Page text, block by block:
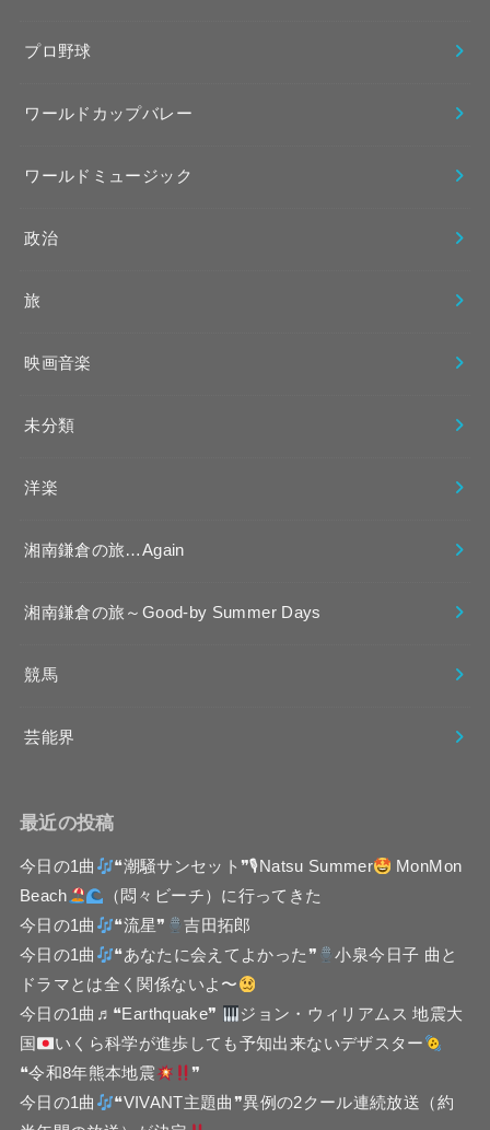
プロ野球
ワールドカップバレー
ワールドミュージック
政治
旅
映画音楽
未分類
洋楽
湘南鎌倉の旅…Again
湘南鎌倉の旅～Good-by Summer Days
競馬
芸能界
最近の投稿
今日の1曲 ❝潮騒サンセット❞🎙Natsu Summer
MonMon
Beach
（悶々ビーチ）に行ってきた
今日の1曲
❝流星❞
吉田拓郎
今日の1曲
❝あなたに会えてよかった❞
小泉今日子 曲と
ドラマとは全く関係ないよ〜
今日の1曲♬❝Earthquake❞
ジョン・ウィリアムス 地震大
国
いくら科学が進歩しても予知出来ないデザスター
❝令和8年熊本地震
❞
今日の1曲
❝VIVANT主題曲❞異例の2クール連続放送（約